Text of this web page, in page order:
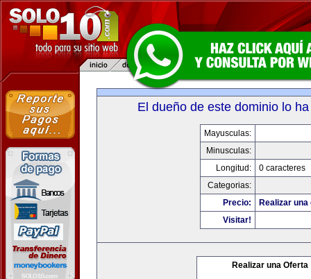
El dueño de este dominio lo
Mayusculas:
Minusculas:
Longitud:
0 caracteres
Categorias:
Precio:
Realizar
Visitar!
Realizar una Oferta